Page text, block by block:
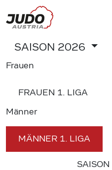
SAISON 2026
Frauen
FRAUEN 1. LIGA
Männer
MÄNNER 1. LIGA
SAISON